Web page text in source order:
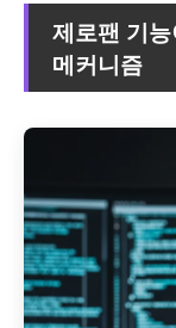
제로팬 기
메커니즘